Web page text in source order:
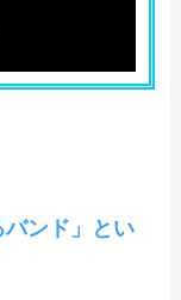
バンド」とい